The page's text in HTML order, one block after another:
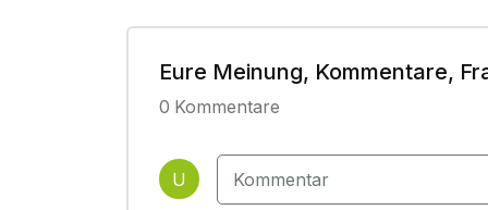
Eure Meinung, Kommentare,
0 Kommentare
U